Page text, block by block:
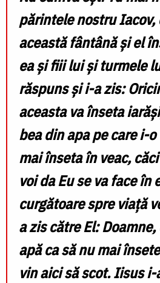
părintele nostru Iacov,
această fântână şi el
ea şi fiii lui şi turmele
răspuns şi i-a zis:
aceasta va înseta
bea din apa pe care i-
mai înseta în veac,
voi da Eu se va face în
curgătoare spre viaţă
a zis către El:
apă ca să nu mai
vin aici să scot. Iisus